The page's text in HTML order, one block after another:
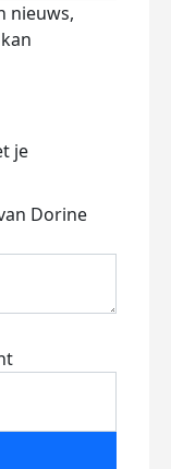
nieuws,
je
Dorine